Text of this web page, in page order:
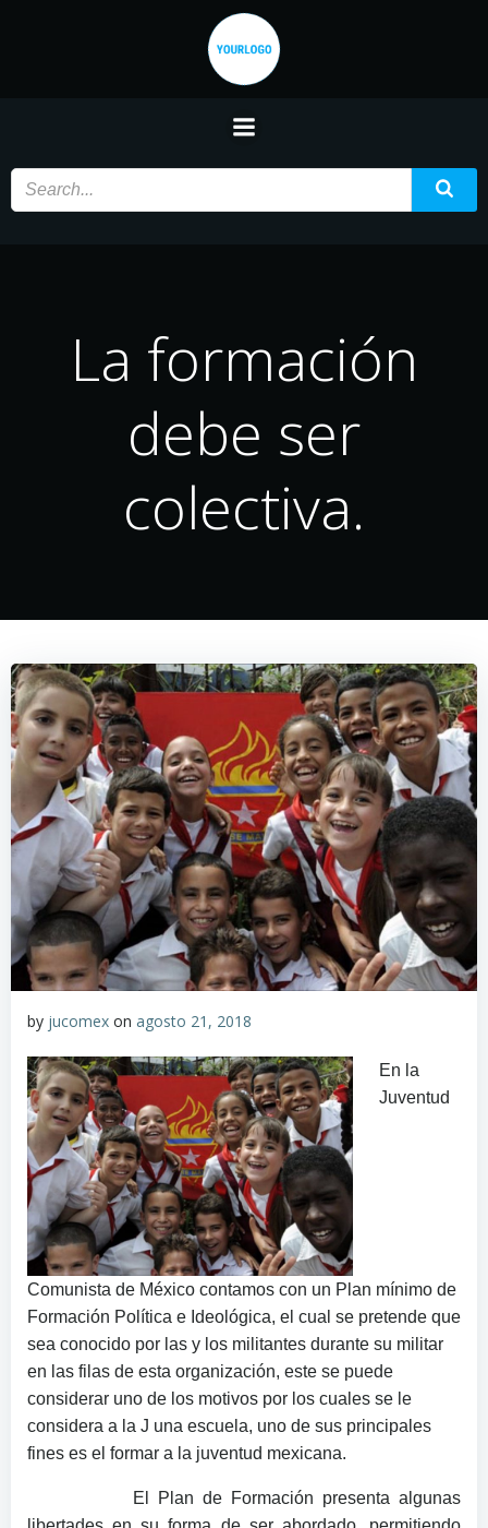
Saltar
contenido
La formación
debe ser
colectiva.
by jucomex on agosto 21, 2018
En la
Juventud
Comunista de México contamos con un Plan mínimo de
Formación Política e Ideológica, el cual se pretende que
sea conocido por las y los militantes durante su militar
en las filas de esta organización, este se puede
considerar uno de los motivos por los cuales se le
considera a la J una escuela, uno de sus principales
fines es el formar a la juventud mexicana.
El Plan de Formación presenta algunas